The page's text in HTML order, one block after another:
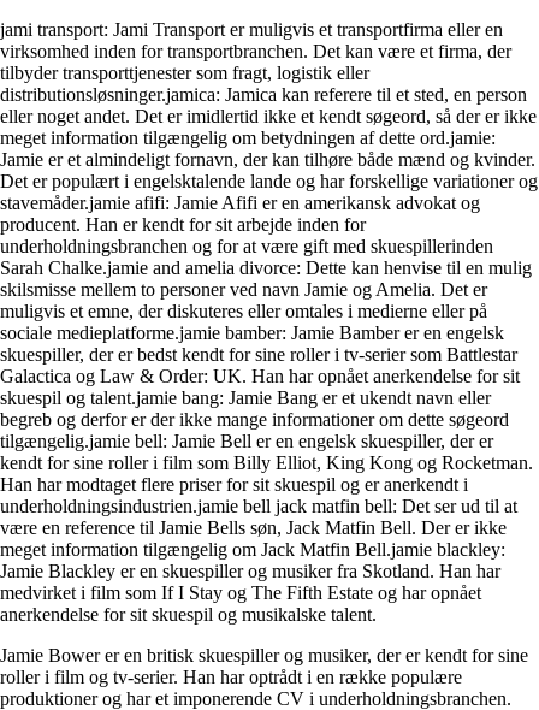
jami transport: Jami Transport er muligvis et transportfirma eller en
virksomhed inden for transportbranchen. Det kan være et firma, der
tilbyder transporttjenester som fragt, logistik eller
distributionsløsninger.jamica: Jamica kan referere til et sted, en person
eller noget andet. Det er imidlertid ikke et kendt søgeord, så der er ikke
meget information tilgængelig om betydningen af dette ord.jamie:
Jamie er et almindeligt fornavn, der kan tilhøre både mænd og kvinder.
Det er populært i engelsktalende lande og har forskellige variationer og
stavemåder.jamie afifi: Jamie Afifi er en amerikansk advokat og
producent. Han er kendt for sit arbejde inden for
underholdningsbranchen og for at være gift med skuespillerinden
Sarah Chalke.jamie and amelia divorce: Dette kan henvise til en mulig
skilsmisse mellem to personer ved navn Jamie og Amelia. Det er
muligvis et emne, der diskuteres eller omtales i medierne eller på
sociale medieplatforme.jamie bamber: Jamie Bamber er en engelsk
skuespiller, der er bedst kendt for sine roller i tv-serier som Battlestar
Galactica og Law & Order: UK. Han har opnået anerkendelse for sit
skuespil og talent.jamie bang: Jamie Bang er et ukendt navn eller
begreb og derfor er der ikke mange informationer om dette søgeord
tilgængelig.jamie bell: Jamie Bell er en engelsk skuespiller, der er
kendt for sine roller i film som Billy Elliot, King Kong og Rocketman.
Han har modtaget flere priser for sit skuespil og er anerkendt i
underholdningsindustrien.jamie bell jack matfin bell: Det ser ud til at
være en reference til Jamie Bells søn, Jack Matfin Bell. Der er ikke
meget information tilgængelig om Jack Matfin Bell.jamie blackley:
Jamie Blackley er en skuespiller og musiker fra Skotland. Han har
medvirket i film som If I Stay og The Fifth Estate og har opnået
anerkendelse for sit skuespil og musikalske talent.
Jamie Bower er en britisk skuespiller og musiker, der er kendt for sine
roller i film og tv-serier. Han har optrådt i en række populære
produktioner og har et imponerende CV i underholdningsbranchen.